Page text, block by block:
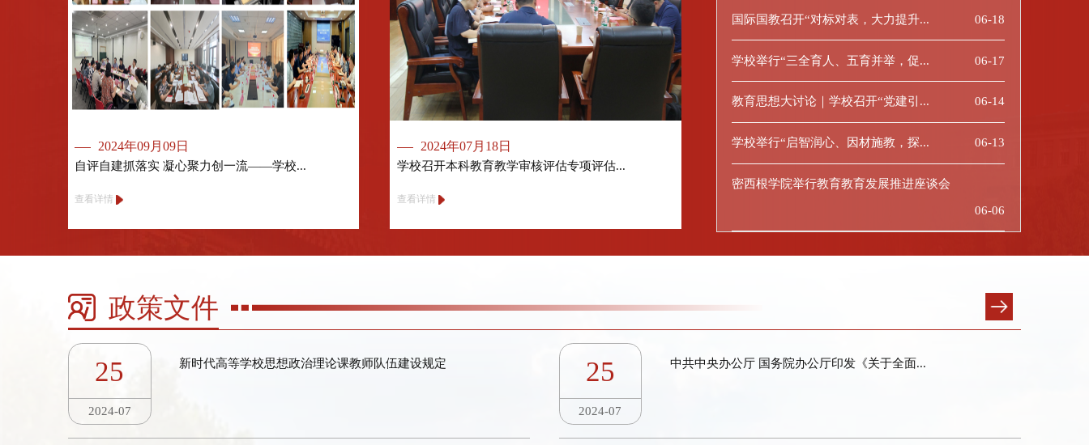
2024年09月09日
自评自建抓落实 凝心聚力创一流——学校...
查看详情
2024年07月18日
学校召开本科教育教学审核评估专项评估...
查看详情
国际国教召开“对标对表，大力提升... 06-18
学校举行“三全育人、五育并举，促... 06-17
教育思想大讨论｜学校召开“党建引... 06-14
学校举行“启智润心、因材施教，探... 06-13
密西根学院举行教育教育发展推进座谈会
06-06
政策文件
25
2024-07
新时代高等学校思想政治理论课教师队伍建设规定 25
2024-07
中共中央办公厅 国务院办公厅印发《关于全面...